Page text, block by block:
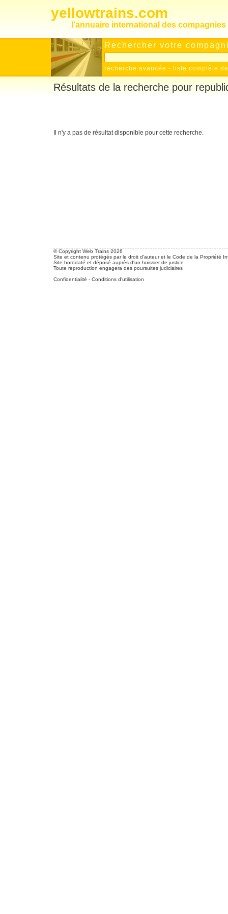
yellowtrains.com
l'annuaire international des
Rechercher votre
recherche avancée - liste complète
Résultats de la recherche pour
Il n'y a pas de résultat disponible pour cette recherche.
© Copyright Web Trains 2026
Site et contenu protégés par le droit d'auteur et le Code de la Propriété
Site horodaté et déposé auprès d'un huissier de justice
Toute reproduction engagera des poursuites judiciaires
Confidentialité - Conditions d'utilisation